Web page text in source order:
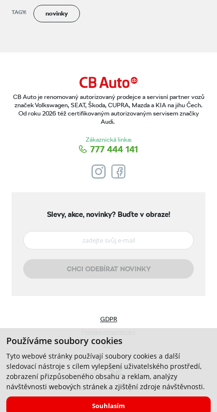
Používáme soubory cookies
Tyto webové stránky používají soubory cookies a další
sledovací nástroje s cílem vylepšení uživatelského prostředí,
zobrazení přizpůsobeného obsahu a reklam, analýzy
návštěvnosti webových stránek a zjištění zdroje návštěvnosti.
Souhlasím
TAGY: novinky
CB Auto je renomovaný autorizovaný prodejce a servisní partner vozů
značek Volkswagen, SEAT, Škoda, CUPRA, Mazda a KIA na jihu Čech.
Od roku 2026 též certifikovaným autorizovaným servisem značky
Audi.
Zákaznická linka:
777 444 141
Slevy, akce, novinky? Buďte v obraze!
CHCI ODEBÍRAT NOVINKY
© 2019-2026, CB Auto, All Rights Reserved.
GDPR
VOP
Created by